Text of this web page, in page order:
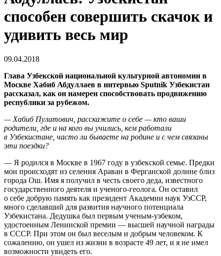
способен совершить скачок и
удивить весь мир
09.04.2018
Глава Узбекской национальной культурной автономии в
Москве Хабиб Абдуллаев в интервью Sputnik Узбекистан
рассказал, как он намерен способствовать продвижению
республики за рубежом.
— Хабиб Пулатович, расскажите о себе — кто ваши
родители, где и на кого вы учились, кем работали
в Узбекистане, часто ли бываете на родине и с чем связаны
эти поездки?
— Я родился в Москве в 1967 году в узбекской семье. Предки
мои происходят из селения Араван в Ферганской долине близ
города Ош. Имя я получил в честь своего деда, известного
государственного деятеля и ученого-геолога. Он оставил
о себе добрую память как президент Академии наук УзССР,
много сделавший для развития научного потенциала
Узбекистана. Дедушка был первым ученым-узбеком,
удостоенным Ленинской премии — высшей научной награды
в СССР. При этом он был веселым и добрым человеком. К
сожалению, он ушел из жизни в возрасте 49 лет, и я не имел
возможности увидеть его.